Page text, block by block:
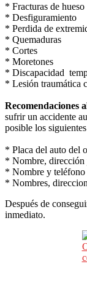
* Fracturas de hueso
* Desfiguramiento
* Perdida de
* Quemaduras
* Cortes
* Moretones
* Discapacidad
* Lesión traumática
Recomendaciones
sufrir un accidente
posible los
* Placa del auto del
* Nombre,
* Nombre y teléfono
* Nombres,
Después de
inmediato.